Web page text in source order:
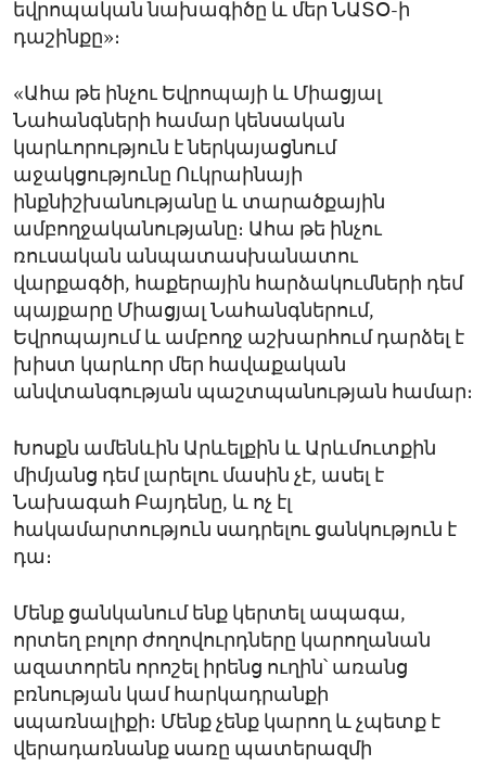
եվրոպական նախագիծը և մեր ՆԱՏՕ-ի
դաշինքը»։
«Ահա թե ինչու Եվրոպայի և Միացյալ
Նահանգների համար կենսական
կարևորություն է ներկայացնում
աջակցությունը Ուկրաինայի
ինքնիշխանությանը և տարածքային
ամբողջականությանը։ Ահա թե ինչու
ռուսական անպատասխանատու
վարքագծի, հաքերային հարձակումների դեմ
պայքարը Միացյալ Նահանգներում,
Եվրոպայում և ամբողջ աշխարհում դարձել է
խիստ կարևոր մեր հավաքական
անվտանգության պաշտպանության համար։
Խոսքն ամենևին Արևելքին և Արևմուտքին
միմյանց դեմ լարելու մասին չէ, ասել է
Նախագահ Բայդենը, և ոչ էլ
հակամարտություն սադրելու ցանկություն է
դա։
Մենք ցանկանում ենք կերտել ապագա,
որտեղ բոլոր ժողովուրդները կարողանան
ազատորեն որոշել իրենց ուղին՝ առանց
բռնության կամ հարկադրանքի
սպառնալիքի։ Մենք չենք կարող և չպետք է
վերադառնանք սառը պատերազմի